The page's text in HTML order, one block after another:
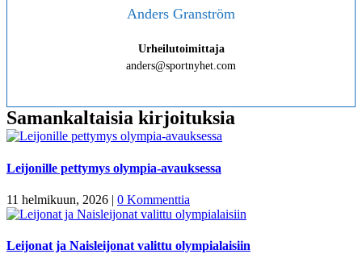
Anders Granström
Urheilutoimittaja
anders@sportnyhet.com
Samankaltaisia kirjoituksia
Leijonille pettymys olympia-avauksessa
11 helmikuun, 2026 | 0 Kommenttia
Leijonat ja Naisleijonat valittu olympialaisiin